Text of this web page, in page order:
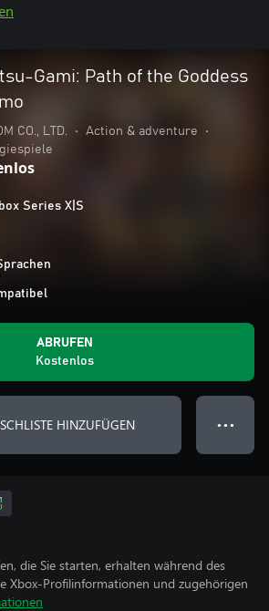
Gami: Path of the Goddess
CO., LTD. • Action & adventure
•
Series X|S
ABRUFEN
Kostenlos
HINZUFÜGEN ● ● ●
die Sie starten, erhalten während des
Xbox-Profilinformationen und zugehörigen